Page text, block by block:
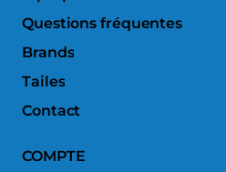
Questions fréquentes
Brands
Tailes
Contact
COMPTE